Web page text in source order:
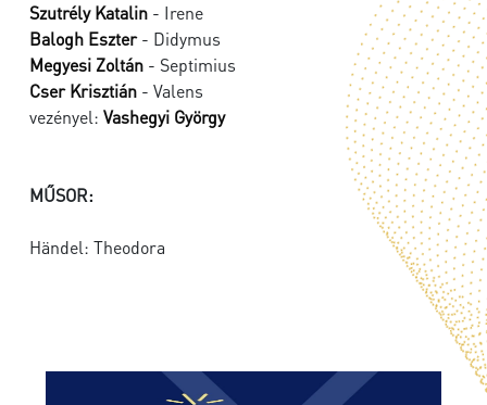
Szutrély Katalin - Irene
Balogh Eszter- Didymus
Megyesi Zoltán - Septimius
Cser Krisztián - Valens
vezényel: Vashegyi György
MŰSOR:
Händel: Theodora